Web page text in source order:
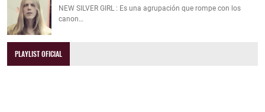
NEW SILVER GIRL : Es una agrupación que rompe con los
canon…
PLAYLIST OFICIAL